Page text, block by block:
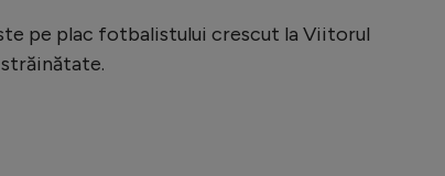
pe plac fotbalistului crescut la Viitorul